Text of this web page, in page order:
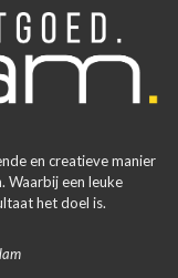
en creatieve manier
Waarbij een leuke
het doel is.